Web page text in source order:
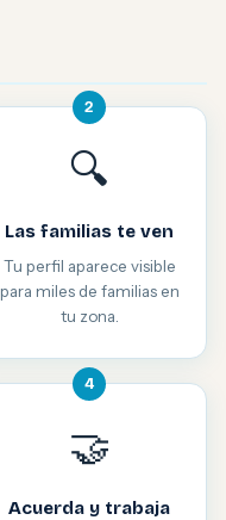
2
🔍
Las familias te ven
Tu perfil aparece visible
para miles de familias en
tu zona.
4
🤝
Acuerda y trabaja